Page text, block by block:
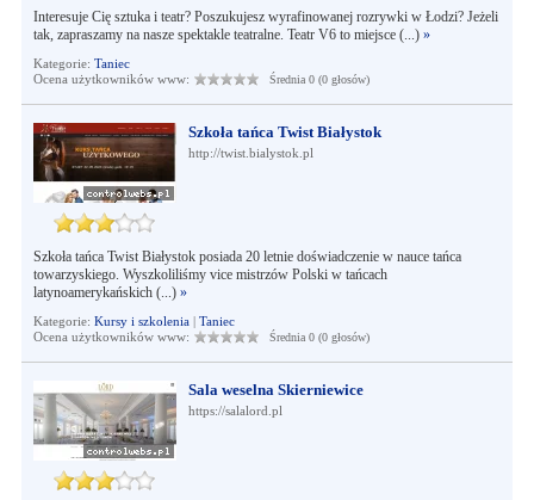
Interesuje Cię sztuka i teatr? Poszukujesz wyrafinowanej rozrywki w Łodzi? Jeżeli
tak, zapraszamy na nasze spektakle teatralne. Teatr V6 to miejsce (...) »
Kategorie: Taniec
Ocena użytkowników www:
Średnia 0 (0 głosów)
Szkoła tańca Twist Białystok
http://twist.bialystok.pl
Szkoła tańca Twist Białystok posiada 20 letnie doświadczenie w nauce tańca
towarzyskiego. Wyszkoliliśmy vice mistrzów Polski w tańcach
latynoamerykańskich (...) »
Kategorie: Kursy i szkolenia| Taniec
Ocena użytkowników www:
Średnia 0 (0 głosów)
Sala weselna Skierniewice
https://salalord.pl